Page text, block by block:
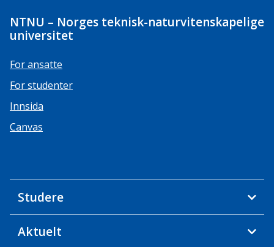
NTNU – Norges teknisk-naturvitenskapelige
universitet
For ansatte
For studenter
Innsida
Canvas
Studere
Aktuelt